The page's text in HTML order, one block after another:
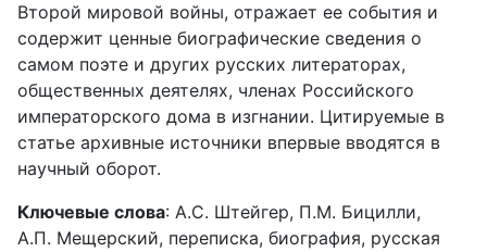
Второй мировой войны, отражает ее события и
содержит ценные биографические сведения о
самом поэте и других русских литераторах,
общественных деятелях, членах Российского
императорского дома в изгнании. Цитируемые в
статье архивные источники впервые вводятся в
научный оборот.
Ключевые слова: А.С. Штейгер, П.М. Бицилли,
А.П. Мещерский, переписка, биография, русская